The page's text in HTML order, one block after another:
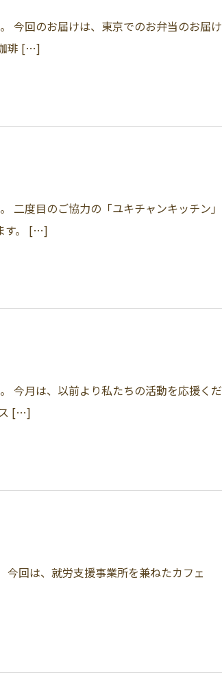
今回のお届けは、東京でのお弁当のお届け
琲 […]
二度目のご協力の「ユキチャンキッチン」
す。 […]
今月は、以前より私たちの活動を応援くだ
ス […]
回は、就労支援事業所を兼ねたカフェ